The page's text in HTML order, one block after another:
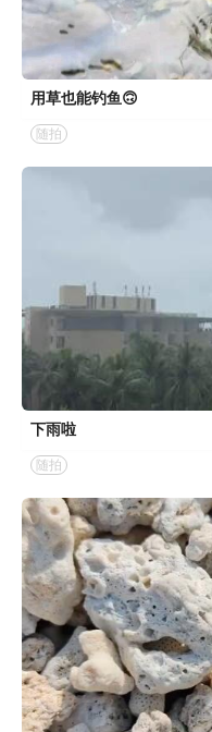
用草也能钓鱼🙃
随拍
下雨啦
随拍